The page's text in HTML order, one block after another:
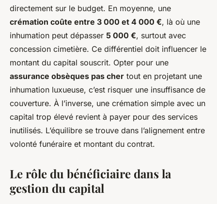
directement sur le budget. En moyenne, une
crémation coûte entre 3 000 et 4 000 €, là où une
inhumation peut dépasser 5 000 €, surtout avec
concession cimetière. Ce différentiel doit influencer le
montant du capital souscrit. Opter pour une
assurance obsèques pas cher tout en projetant une
inhumation luxueuse, c’est risquer une insuffisance de
couverture. À l’inverse, une crémation simple avec un
capital trop élevé revient à payer pour des services
inutilisés. L’équilibre se trouve dans l’alignement entre
volonté funéraire et montant du contrat.
Le rôle du bénéficiaire dans la
gestion du capital